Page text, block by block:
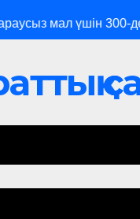
үшін 300-ден